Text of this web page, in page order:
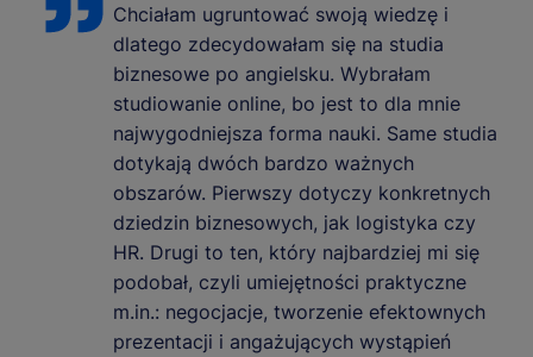
Chciałam ugruntować swoją wiedzę i
dlatego zdecydowałam się na studia
biznesowe po angielsku. Wybrałam
studiowanie online, bo jest to dla mnie
najwygodniejsza forma nauki. Same studia
dotykają dwóch bardzo ważnych
obszarów. Pierwszy dotyczy konkretnych
dziedzin biznesowych, jak logistyka czy
HR. Drugi to ten, który najbardziej mi się
podobał, czyli umiejętności praktyczne
m.in.: negocjacje, tworzenie efektownych
prezentacji i angażujących wystąpień